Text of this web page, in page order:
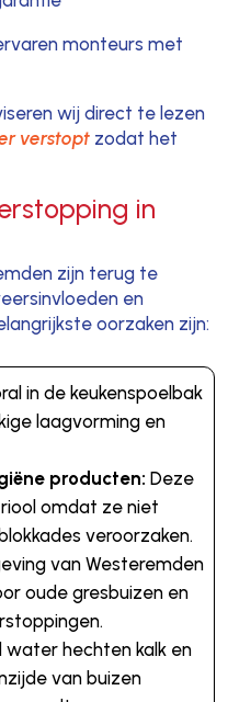
monteurs met
wij direct te lezen
verstoptzodat het
in
zijn terug te
en
oorzaken zijn:
in de keukenspoelbak
laagvorming en
producten: Deze
omdat ze niet
veroorzaken.
van Westeremden
oude gresbuizen en
water hechten kalk en
van buizen